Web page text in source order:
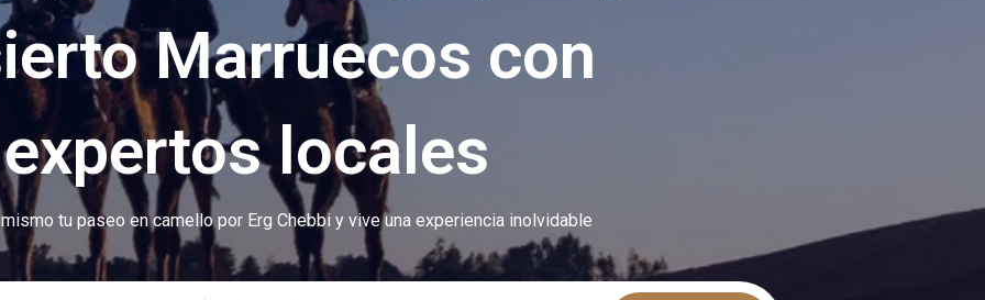
Marruecos con
expertos locales
tu paseo en camello por Erg Chebbi y vive una experiencia inolvidable